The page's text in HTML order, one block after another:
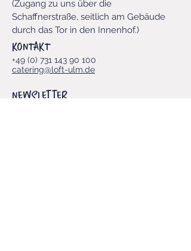
​(Zugang zu uns über die
Schaffnerstraße, seitlich am Gebäude
durch das Tor in den Innenhof.)​
KONTAKT
+49 (0) 731 143 90 100
catering@loft-ulm.de
Newsletter